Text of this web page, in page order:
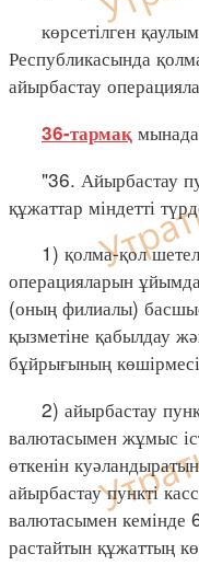
көрсетілген
Республикасында
айырбастау
36-тармақ
"36. Айырбастау
құжаттар міндетті
1) қолма-қол шетел
операцияларын
(оның филиалы)
қызметіне қабылдау
бұйрығының
2) айырбастау
валютасымен жұмыс
өткенін
айырбастау пункті
валютасымен кемінде
растайтын құжаттың